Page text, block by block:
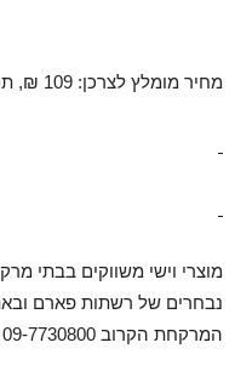
מחיר מומלץ לצרכן: 109 ₪, תכולה: 50 מ"ל.
מוצרי וישי משווקים בבתי
נבחרים של רשתות פארם
המרקחת הקרוב 09-7730800 או באתר וישי.